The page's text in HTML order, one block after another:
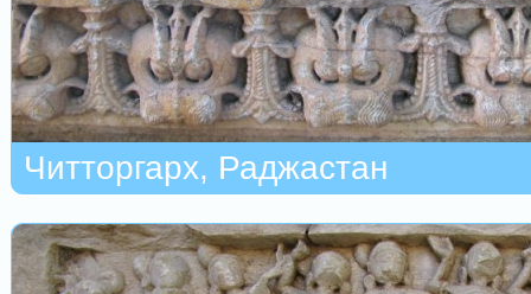
Читторгарх, Раджастан